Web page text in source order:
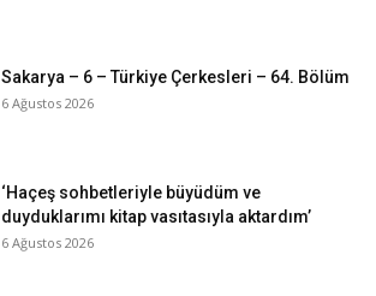
Sakarya – 6 – Türkiye Çerkesleri – 64. Bölüm
6 Ağustos 2026
‘Haçeş sohbetleriyle büyüdüm ve
duyduklarımı kitap vasıtasıyla aktardım’
6 Ağustos 2026